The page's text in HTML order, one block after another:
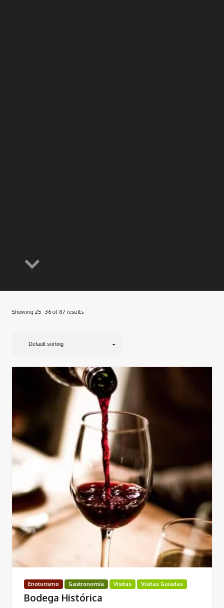
Showing 25–36 of 87 results
Default sorting
Enoturismo Gastronomía Visitas Visitas Guiadas
Bodega Histórica